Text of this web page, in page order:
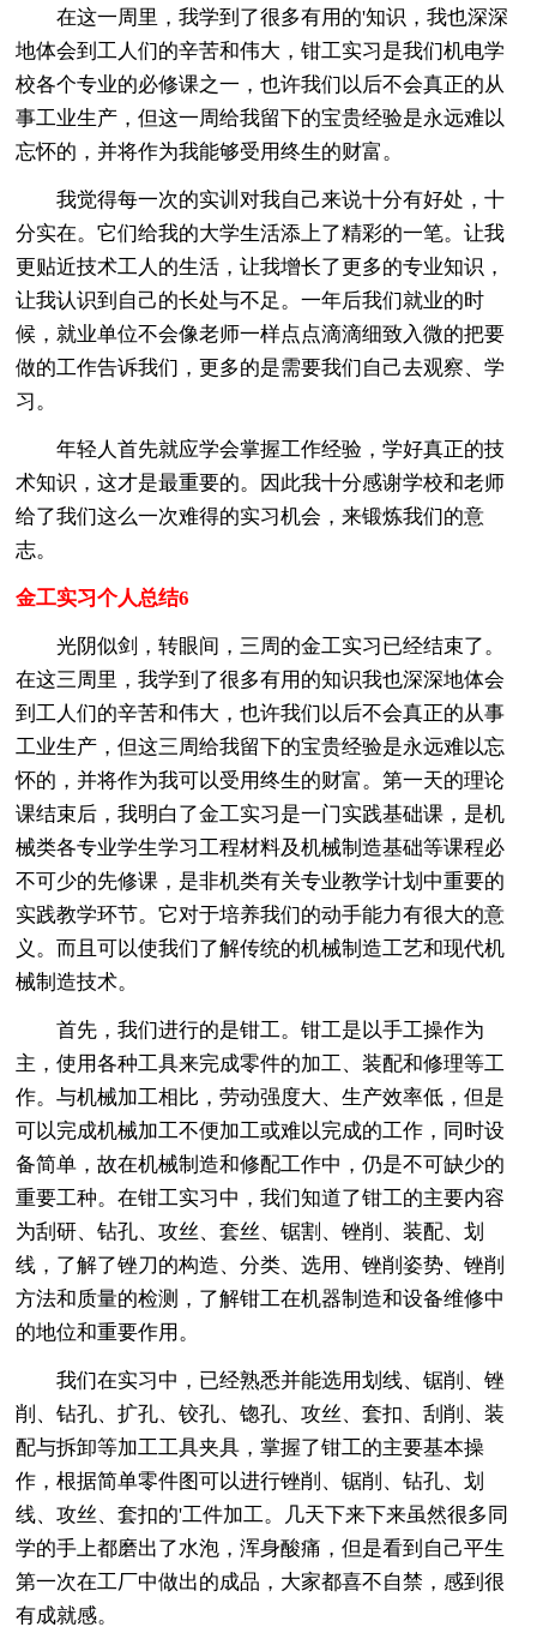
在这一周里，我学到了很多有用的'知识，我也深深
地体会到工人们的辛苦和伟大，钳工实习是我们机电学
校各个专业的必修课之一，也许我们以后不会真正的从
事工业生产，但这一周给我留下的宝贵经验是永远难以
忘怀的，并将作为我能够受用终生的财富。
我觉得每一次的实训对我自己来说十分有好处，十
分实在。它们给我的大学生活添上了精彩的一笔。让我
更贴近技术工人的生活，让我增长了更多的专业知识，
让我认识到自己的长处与不足。一年后我们就业的时
候，就业单位不会像老师一样点点滴滴细致入微的把要
做的工作告诉我们，更多的是需要我们自己去观察、学
习。
年轻人首先就应学会掌握工作经验，学好真正的技
术知识，这才是最重要的。因此我十分感谢学校和老师
给了我们这么一次难得的实习机会，来锻炼我们的意
志。
金工实习个人总结6
光阴似剑，转眼间，三周的金工实习已经结束了。
在这三周里，我学到了很多有用的知识我也深深地体会
到工人们的辛苦和伟大，也许我们以后不会真正的从事
工业生产，但这三周给我留下的宝贵经验是永远难以忘
怀的，并将作为我可以受用终生的财富。第一天的理论
课结束后，我明白了金工实习是一门实践基础课，是机
械类各专业学生学习工程材料及机械制造基础等课程必
不可少的先修课，是非机类有关专业教学计划中重要的
实践教学环节。它对于培养我们的动手能力有很大的意
义。而且可以使我们了解传统的机械制造工艺和现代机
械制造技术。
首先，我们进行的是钳工。钳工是以手工操作为
主，使用各种工具来完成零件的加工、装配和修理等工
作。与机械加工相比，劳动强度大、生产效率低，但是
可以完成机械加工不便加工或难以完成的工作，同时设
备简单，故在机械制造和修配工作中，仍是不可缺少的
重要工种。在钳工实习中，我们知道了钳工的主要内容
为刮研、钻孔、攻丝、套丝、锯割、锉削、装配、划
线，了解了锉刀的构造、分类、选用、锉削姿势、锉削
方法和质量的检测，了解钳工在机器制造和设备维修中
的地位和重要作用。
我们在实习中，已经熟悉并能选用划线、锯削、锉
削、钻孔、扩孔、铰孔、锪孔、攻丝、套扣、刮削、装
配与拆卸等加工工具夹具，掌握了钳工的主要基本操
作，根据简单零件图可以进行锉削、锯削、钻孔、划
线、攻丝、套扣的'工件加工。几天下来下来虽然很多同
学的手上都磨出了水泡，浑身酸痛，但是看到自己平生
第一次在工厂中做出的成品，大家都喜不自禁，感到很
有成就感。